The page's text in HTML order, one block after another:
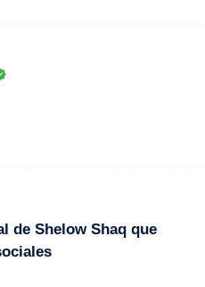
de Shelow Shaq que